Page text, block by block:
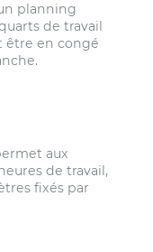
planning
de travail
être en congé
aux
de travail,
fixés par